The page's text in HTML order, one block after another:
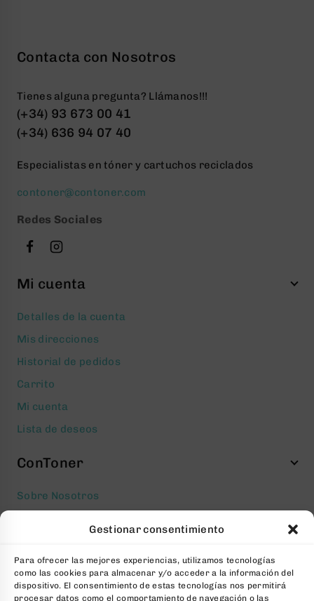
Gestionar consentimiento
Para ofrecer las mejores experiencias, utilizamos tecnologías
como las cookies para almacenar y/o acceder a la información del
dispositivo. El consentimiento de estas tecnologías nos permitirá
procesar datos como el comportamiento de navegación o las
Contacta con Nosotros
Tienes alguna pregunta? Llámanos!!!
(+34) 93 673 00 41
(+34) 636 94 07 40
Especialistas en tóner y cartuchos reciclados
contoner@contoner.com
Redes Sociales
Mi cuenta
Detalles de la cuenta
Mis direcciones
Historial de pedidos
Carrito
Mi cuenta
Lista de deseos
ConToner
Sobre Nosotros
Política de cookies
Condiciones generales Contratación